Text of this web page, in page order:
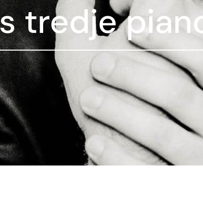
tredje